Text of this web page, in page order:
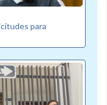
para